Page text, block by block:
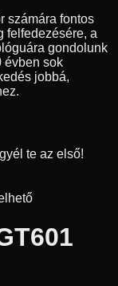
számára fontos
felfedezésére, a
gondolunk
évben sok
jobbá,
te az első!